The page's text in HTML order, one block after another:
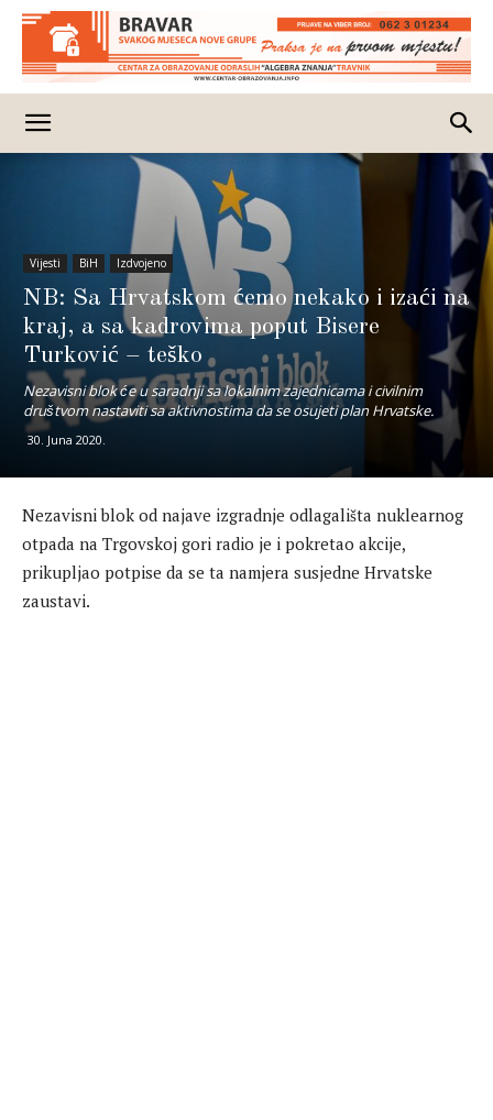
Vijesti BiH Izdvojeno
NB: Sa Hrvatskom ćemo nekako i izaći na
kraj, a sa kadrovima poput Bisere
Turković – teško
Nezavisni blok će u saradnji sa lokalnim zajednicama i civilnim
društvom nastaviti sa aktivnostima da se osujeti plan Hrvatske.
30. Juna 2020.
Nezavisni blok od najave izgradnje odlagališta nuklearnog
otpada na Trgovskoj gori radio je i pokretao akcije,
prikupljao potpise da se ta namjera susjedne Hrvatske
zaustavi.